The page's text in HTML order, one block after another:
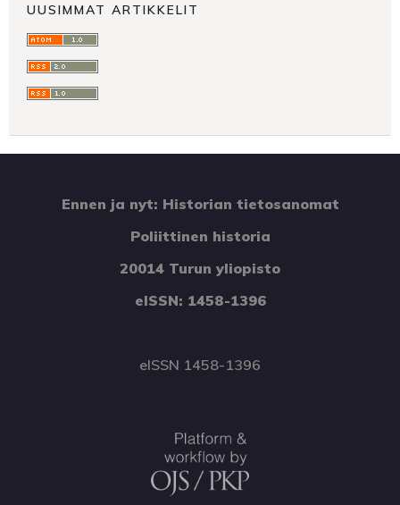
UUSIMMAT ARTIKKELIT
Ennen ja nyt: Historian tietosanomat
Poliittinen historia
20014 Turun yliopisto
eISSN: 1458-1396
eISSN 1458-1396